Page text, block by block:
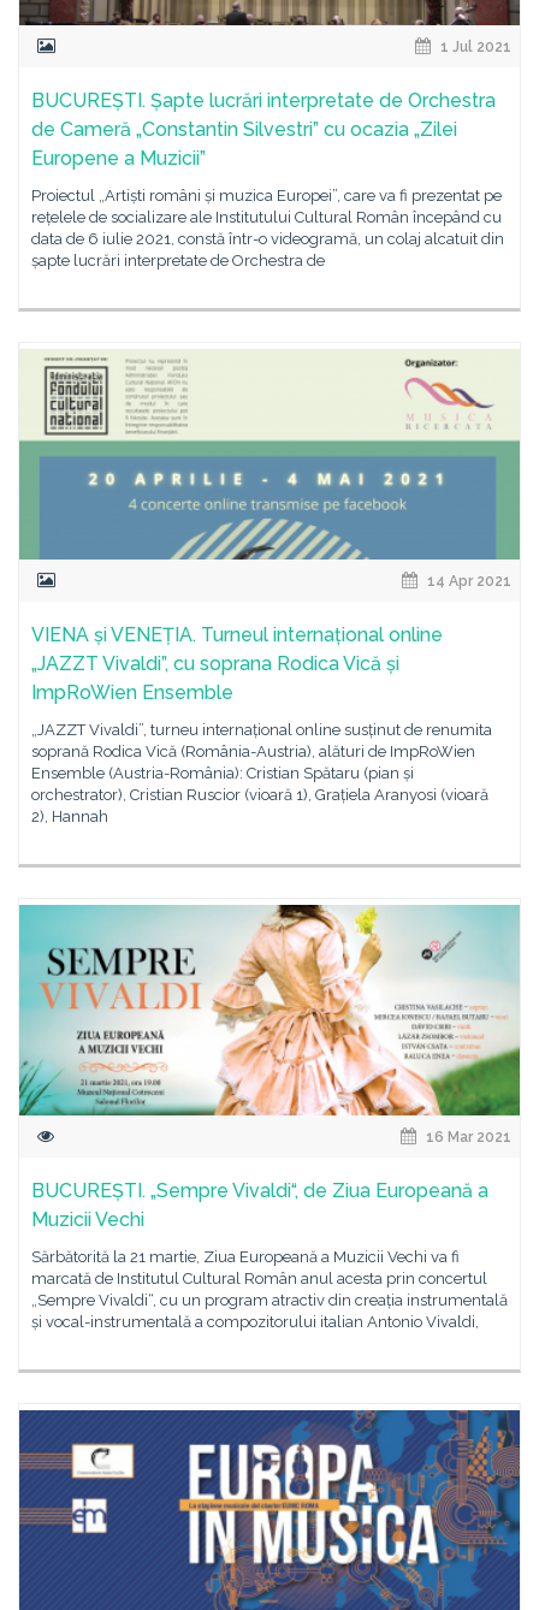
1 Jul 2021
BUCUREȘTI. Șapte lucrări interpretate de Orchestra
de Cameră „Constantin Silvestri” cu ocazia „Zilei
Europene a Muzicii”
Proiectul „Artiști români și muzica Europei”, care va fi prezentat pe
rețelele de socializare ale Institutului Cultural Român începând cu
data de 6 iulie 2021, constă într-o videogramă, un colaj alcatuit din
șapte lucrări interpretate de Orchestra de
14 Apr 2021
VIENA și VENEȚIA. Turneul internațional online
„JAZZT Vivaldi”, cu soprana Rodica Vică și
ImpRoWien Ensemble
„JAZZT Vivaldi”, turneu internațional online susținut de renumita
soprană Rodica Vică (România-Austria), alături de ImpRoWien
Ensemble (Austria-România): Cristian Spătaru (pian și
orchestrator), Cristian Ruscior (vioară 1), Grațiela Aranyosi (vioară
2), Hannah
16 Mar 2021
BUCUREȘTI. „Sempre Vivaldi“, de Ziua Europeană a
Muzicii Vechi
Sărbătorită la 21 martie, Ziua Europeană a Muzicii Vechi va fi
marcată de Institutul Cultural Român anul acesta prin concertul
„Sempre Vivaldi“, cu un program atractiv din creația instrumentală
și vocal-instrumentală a compozitorului italian Antonio Vivaldi,